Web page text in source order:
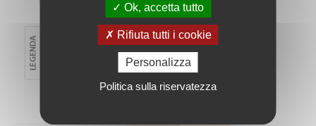
Ok, accetta tutto
Rifiuta tutti i cookie
Personalizza
Politica sulla riservatezza